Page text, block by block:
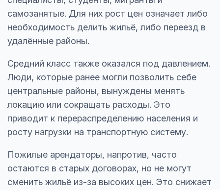
самозанятые. Для них рост цен означает либо
необходимость делить жильё, либо переезд в
удалённые районы.
Средний класс также оказался под давлением.
Люди, которые ранее могли позволить себе
центральные районы, вынуждены менять
локацию или сокращать расходы. Это
приводит к перераспределению населения и
росту нагрузки на транспортную систему.
Пожилые арендаторы, напротив, часто
остаются в старых договорах, но не могут
сменить жильё из-за высоких цен. Это снижает